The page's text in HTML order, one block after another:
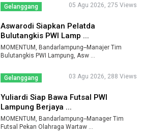
Gelanggang 05 Agu 2026, 275 Views
Aswarodi Siapkan Pelatda
Bulutangkis PWI Lamp ...
MOMENTUM, Bandarlampung--Manajer Tim
Bulutangkis PWI Lampung, Asw ...
Gelanggang 03 Agu 2026, 288 Views
Yuliardi Siap Bawa Futsal PWI
Lampung Berjaya ...
MOMENTUM, Bandarlampung--Manager Tim
Futsal Pekan Olahraga Wartaw ...